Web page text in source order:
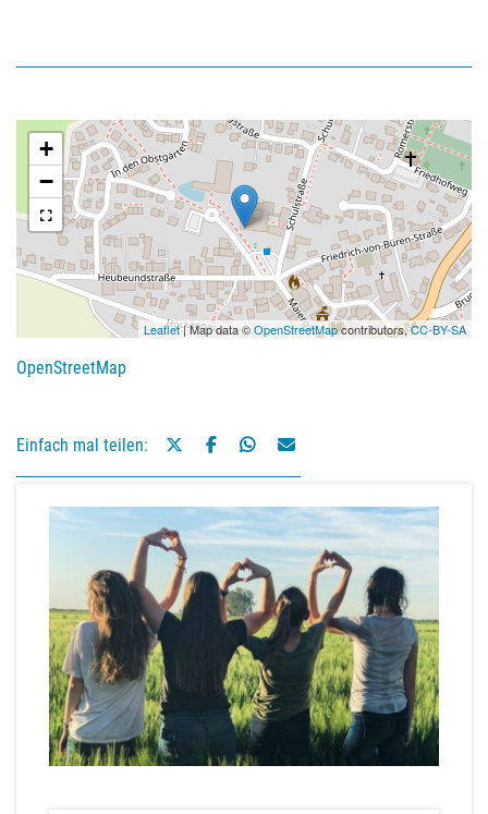
+
−
Leaflet| Map data ©OpenStreetMapcontributors,CC-BY-SA
OpenStreetMap
Einfach mal teilen: